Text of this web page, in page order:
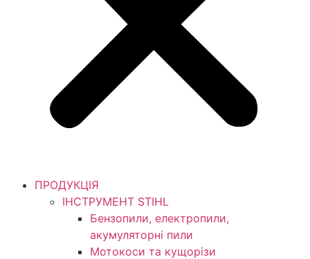
ПРОДУКЦІЯ
ІНСТРУМЕНТ STIHL
Бензопили, електропили,
акумуляторні пили
Мотокоси та кущорізи